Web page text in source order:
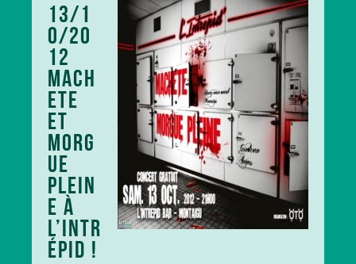
13/1
0/20
12
MACH
ETE
ET
MORG
UE
PLEIN
E À
L’INTR
ÉPID !